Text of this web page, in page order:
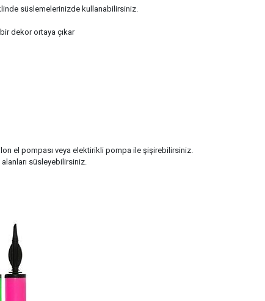
süslemelerinizde kullanabilirsiniz.
dekor ortaya çıkar
el pompası veya elektirikli pompa ile şişirebilirsiniz.
süsleyebilirsiniz.